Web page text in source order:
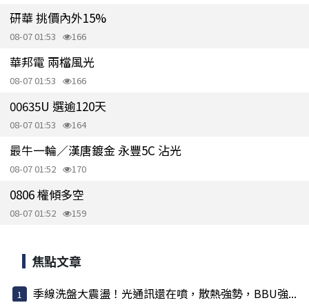
研華 挑價內外15%
08-07 01:53 166
華邦電 兩檔風光
08-07 01:53 166
00635U 選逾120天
08-07 01:53 164
最牛一輪／漢唐鍍金 永豐5C 沾光
08-07 01:52 170
0806 權傾多空
08-07 01:52 159
焦點文章
季線洗盤大震盪！光通訊還在噴，散熱強勢，BBU強...